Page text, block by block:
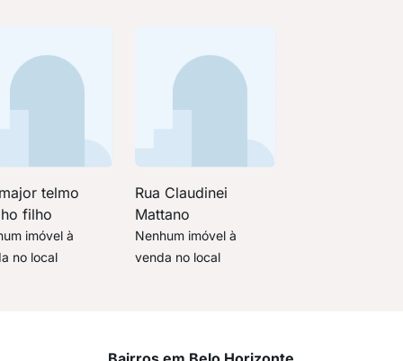
telmo
filho
imóvel à
no local
Rua Claudinei
Mattano
Nenhum imóvel à
venda no local